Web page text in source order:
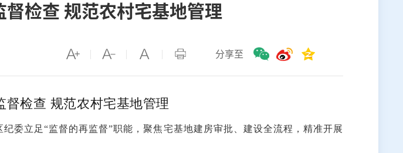
检查 规范农村宅基地管理
分享至
检查 规范农村宅基地管理
委立足“监督的再监督”职能，聚焦宅基地建房审批、建设全流程，精准开展